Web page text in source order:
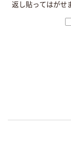
返し貼ってはがせ